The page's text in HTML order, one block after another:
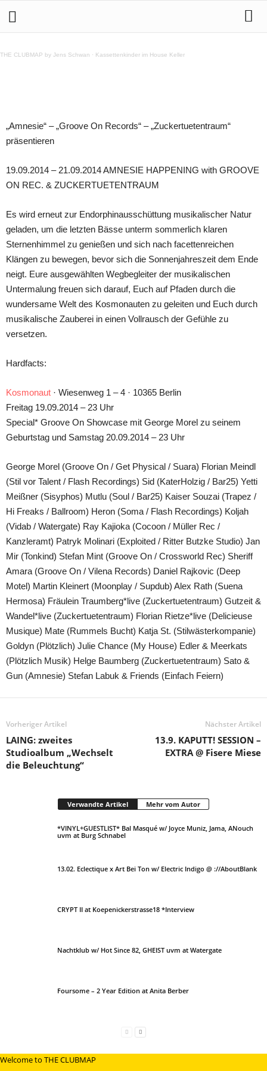
THE CLUBMAP by Jens Schwan · Kassettenkinder im House Keller
19.9. AMNESIE HAPPENING with GROOVE ON REC. &
„Amnesie“ – „Groove On Records“ – „Zuckertuetentraum“
präsentieren
19.09.2014 – 21.09.2014 AMNESIE HAPPENING with GROOVE
ON REC. & ZUCKERTUETENTRAUM
Es wird erneut zur Endorphinausschüttung musikalischer Natur
geladen, um die letzten Bässe unterm sommerlich klaren
Sternenhimmel zu genießen und sich nach facettenreichen
Klängen zu bewegen, bevor sich die Sonnenjahreszeit dem Ende
neigt. Eure ausgewählten Wegbegleiter der musikalischen
Untermalung freuen sich darauf, Euch auf Pfaden durch die
wundersame Welt des Kosmonauten zu geleiten und Euch durch
musikalische Zauberei in einen Vollrausch der Gefühle zu
versetzen.
Hardfacts:
Kosmonaut · Wiesenweg 1 – 4 · 10365 Berlin
Freitag 19.09.2014 – 23 Uhr
Special* Groove On Showcase mit George Morel zu seinem
Geburtstag und Samstag 20.09.2014 – 23 Uhr
George Morel (Groove On / Get Physical / Suara) Florian Meindl
(Stil vor Talent / Flash Recordings) Sid (KaterHolzig / Bar25) Yetti
Meißner (Sisyphos) Mutlu (Soul / Bar25) Kaiser Souzai (Trapez /
Hi Freaks / Ballroom) Heron (Soma / Flash Recordings) Koljah
(Vidab / Watergate) Ray Kajioka (Cocoon / Müller Rec /
Kanzleramt) Patryk Molinari (Exploited / Ritter Butzke Studio) Jan
Mir (Tonkind) Stefan Mint (Groove On / Crossworld Rec) Sheriff
Amara (Groove On / Vilena Records) Daniel Rajkovic (Deep
Motel) Martin Kleinert (Moonplay / Supdub) Alex Rath (Suena
Hermosa) Fräulein Traumberg*live (Zuckertuetentraum) Gutzeit &
Wandel*live (Zuckertuetentraum) Florian Rietze*live (Delicieuse
Musique) Mate (Rummels Bucht) Katja St. (Stilwästerkompanie)
Goldyn (Plötzlich) Julie Chance (My House) Edler & Meerkats
(Plötzlich Musik) Helge Baumberg (Zuckertuetentraum) Sato &
Gun (Amnesie) Stefan Labuk & Friends (Einfach Feiern)
Vorheriger Artikel
LAING: zweites
Studioalbum „Wechselt
die Beleuchtung“
Nächster Artikel
13.9. KAPUTT! SESSION –
EXTRA @ Fisere Miese
Verwandte Artikel Mehr vom Autor
*VINYL+GUESTLIST* Bal Masqué w/ Joyce Muniz, Jama, ANouch
uvm at Burg Schnabel
13.02. Eclectique x Art Bei Ton w/ Electric Indigo @ ://AboutBlank
CRYPT II at Koepenickerstrasse18 *Interview
Nachtklub w/ Hot Since 82, GHEIST uvm at Watergate
Foursome – 2 Year Edition at Anita Berber
Welcome to THE CLUBMAP